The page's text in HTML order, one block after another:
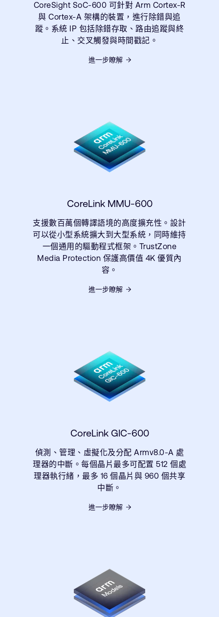
CoreSight SoC-600 可針對 Arm Cortex-R
與 Cortex-A 架構的裝置，進行除錯與追
蹤。系統 IP 包括除錯存取、路由追蹤與終
止、交叉觸發與時間戳記。
進一步瞭解
CoreLink MMU-600
支援數百萬個轉譯語境的高度擴充性。設計
可以從小型系統擴大到大型系統，同時維持
一個通用的驅動程式框架。TrustZone
Media Protection 保護高價值 4K 優質內
容。
進一步瞭解
CoreLink GIC-600
偵測、管理、虛擬化及分配 Armv8.0-A 處
理器的中斷。每個晶片最多可配置 512 個處
理器執行緒，最多 16 個晶片與 960 個共享
中斷。
進一步瞭解